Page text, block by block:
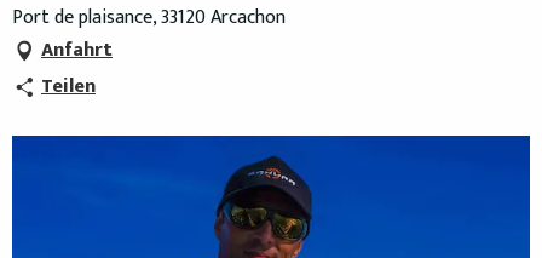
Port de plaisance, 33120 Arcachon
Anfahrt
Teilen